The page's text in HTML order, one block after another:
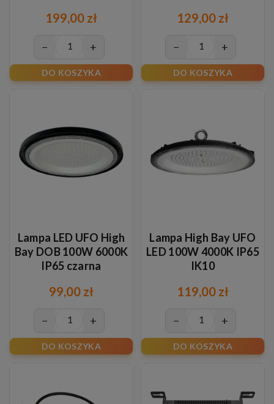
199,00 zł
− +
DO KOSZYKA
129,00 zł
− +
DO KOSZYKA
Lampa LED UFO High
Bay DOB 100W 6000K
IP65 czarna
99,00 zł
− +
DO KOSZYKA
Lampa High Bay UFO
LED 100W 4000K IP65
IK10
119,00 zł
− +
DO KOSZYKA